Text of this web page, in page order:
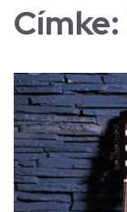
Címke: